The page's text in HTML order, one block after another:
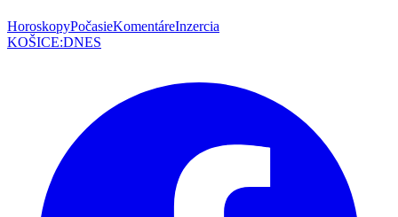
HoroskopyPočasieKomentáreInzercia
KOŠICE:DNES